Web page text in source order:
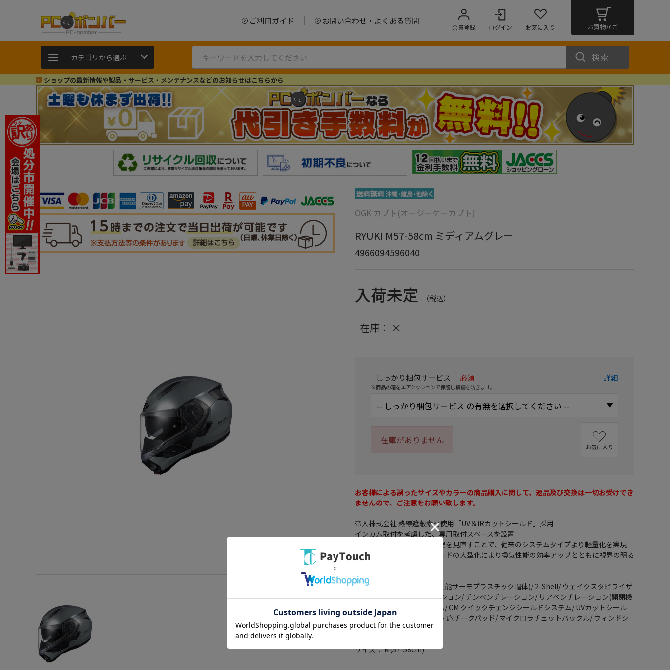
ご利用ガイド お問い合わせ・よくある質問
会員登録 ログイン お気に入り お買物かご
カテゴリから選ぶ 検索
ショップの最新情報や製品・サービス・メンテナンスなどのお知らせはこちらから
OGK カブト(オージーケーカブト)
RYUKI M57-58cm ミディアムグレー
4966094596040
入荷未定 （税込）
在庫： ×
しっかり梱包サービス 必須
※商品の箱をエアクッションで保護し損傷を防ぎます。
詳細
在庫がありません
お気に入り
お客様による誤ったサイズやカラーの商品購入に関して、返品及び交換は一切お受けでき
ませんので、ご注意をお願い致します。
帝人株式会社 熱線遮蔽素材使用「UV＆IRカットシールド」採用
インカム取付を考慮した、専用取付スペースを設置
パーツレイアウトや装飾処理を見直すことで、従来のシステムタイプより軽量化を実現
エア吹き出し面とブレスガードの大型化により換気性能の効率アップとともに視界の明る
性能・製品詳細： T.P.S.(高性能サーモプラスチック帽体)/ 2-Shell/ ウェイクスタビライザ
ー(PAT.)/ ヘッドベンチレーション/ チンベンチレーション/ リアベンチレーション(開閉機
能無)/ チンオープンシステム/ CM クイックチェンジシールドシステム/ UVカットシール
ド/ 内装フル脱着可能/ 眼鏡対応チークパッド/ マイクロラチェットバックル/ ウィンドシ
ャッター
サイズ： M(57-58cm)